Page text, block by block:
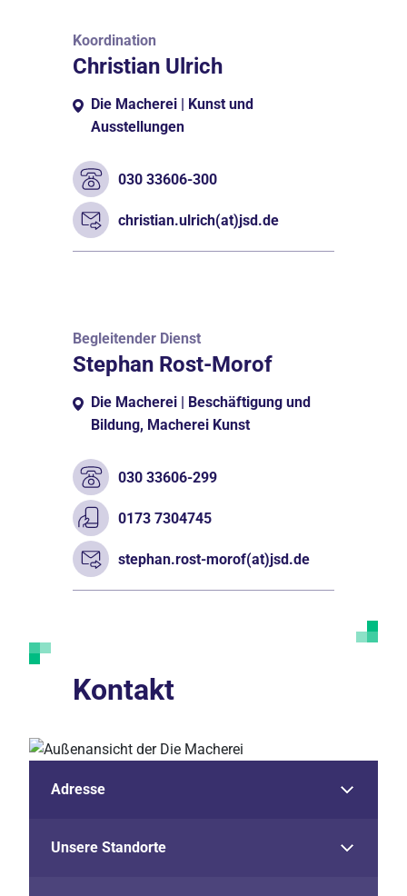
Koordination
Christian Ulrich
Die Macherei | Kunst und
Ausstellungen
030 33606-300
christian.ulrich(at)jsd.de
Begleitender Dienst
Stephan Rost-Morof
Die Macherei | Beschäftigung und
Bildung, Macherei Kunst
030 33606-299
0173 7304745
stephan.rost-morof(at)jsd.de
Kontakt
Adresse
Unsere Standorte